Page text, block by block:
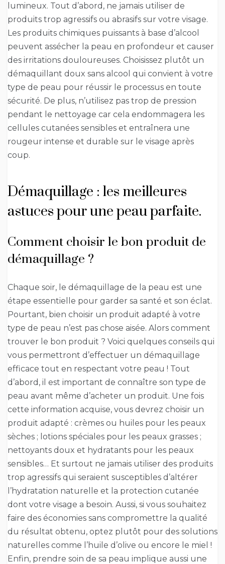
lumineux. Tout d’abord, ne jamais utiliser de
produits trop agressifs ou abrasifs sur votre visage.
Les produits chimiques puissants à base d’alcool
peuvent assécher la peau en profondeur et causer
des irritations douloureuses. Choisissez plutôt un
démaquillant doux sans alcool qui convient à votre
type de peau pour réussir le processus en toute
sécurité. De plus, n’utilisez pas trop de pression
pendant le nettoyage car cela endommagera les
cellules cutanées sensibles et entraînera une
rougeur intense et durable sur le visage après
coup.
Démaquillage : les meilleures
astuces pour une peau parfaite.
Comment choisir le bon produit de
démaquillage ?
Chaque soir, le démaquillage de la peau est une
étape essentielle pour garder sa santé et son éclat.
Pourtant, bien choisir un produit adapté à votre
type de peau n’est pas chose aisée. Alors comment
trouver le bon produit ? Voici quelques conseils qui
vous permettront d’effectuer un démaquillage
efficace tout en respectant votre peau ! Tout
d’abord, il est important de connaître son type de
peau avant même d’acheter un produit. Une fois
cette information acquise, vous devrez choisir un
produit adapté : crèmes ou huiles pour les peaux
sèches ; lotions spéciales pour les peaux grasses ;
nettoyants doux et hydratants pour les peaux
sensibles… Et surtout ne jamais utiliser des produits
trop agressifs qui seraient susceptibles d’altérer
l’hydratation naturelle et la protection cutanée
dont votre visage a besoin. Aussi, si vous souhaitez
faire des économies sans compromettre la qualité
du résultat obtenu, optez plutôt pour des solutions
naturelles comme l’huile d’olive ou encore le miel !
Enfin, prendre soin de sa peau implique aussi une